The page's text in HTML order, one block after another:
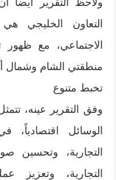
التعاون الخليجي هي
الاجتماعي، مع
منطقتي الشام وشمال
تخبط متنوع
وفق التقرير عينه،
الوسائل
التجارية، وتحسين
التجارية، وتعزيز